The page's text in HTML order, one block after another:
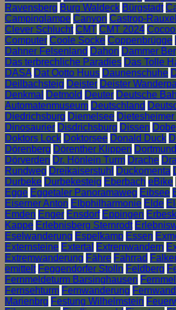
Ravensberg Burg Waldeck Bürgstadt
Campinglampe Canyon Castrop-Rauxel
Clever Schlucht CMT CMT 2024
Computer Coole Socke Coppenbrügge
Dahner Felsenland Dahon Dammer
Das terbrechliche Paradies Das Tolle
DASA Dat Ootto Huus Daunenschuhe
Deilbachsteig Deister Deister
Denkmal
Detmold Deuter Deutsche
Automatenmuseum Deutschland
Diedrichsburg Diemelsee
Dinosaurier Disdrichsburg Dissen
Doktors Lock Doktorsee Donald Duck
Dörenberg Dörenther Klippen Dortmund
Dörverden Dr. Hönlein Turm Drache
Rundweg Dreikaiserstuhl Duckomenta
Durbeke Durbekesteig Eberbach eBike
Egge Eggetaler Panoramaweg Eibsee
Eiserner Anton Elbphilharmonie Elde
Emden Enger Ensdorf Eppingen
Kappe Erlebnisberg Sternrodt
Eselwanderung Espelkamp Essen
Externsteine Extertal Extremwandern
Extremwanderung Fähre Fahrrad
emittelt Feggendorfer Stolln Feldberg
Fernmeldeturm Barsinghausen
Fernsehturm Fernwanderung
Marienbrg Festung Wilhelmstein